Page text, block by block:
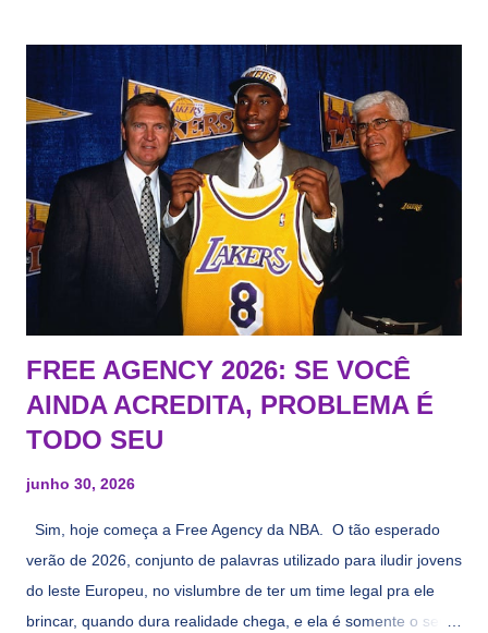
FREE AGENCY 2026: SE VOCÊ
AINDA ACREDITA, PROBLEMA É
TODO SEU
junho 30, 2026
Sim, hoje começa a Free Agency da NBA. O tão esperado
verão de 2026, conjunto de palavras utilizado para iludir jovens
do leste Europeu, no vislumbre de ter um time legal pra ele
brincar, quando dura realidade chega, e ela é somente o seu